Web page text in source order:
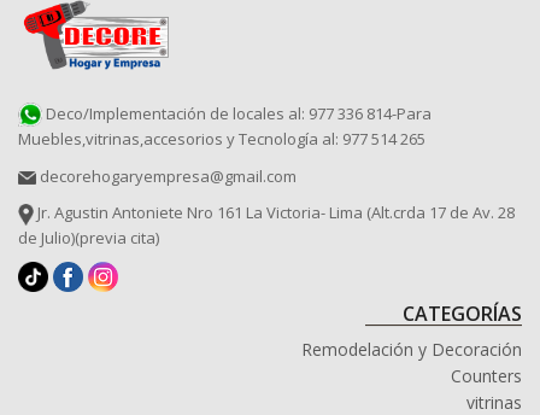
Deco/Implementación de locales al: 977 336 814-Para
Muebles,vitrinas,accesorios y Tecnología al: 977 514 265
decorehogaryempresa@gmail.com
Jr. Agustin Antoniete Nro 161 La Victoria- Lima (Alt.crda 17 de Av. 28
de Julio)(previa cita)
CATEGORÍAS
Remodelación y Decoración
Counters
vitrinas